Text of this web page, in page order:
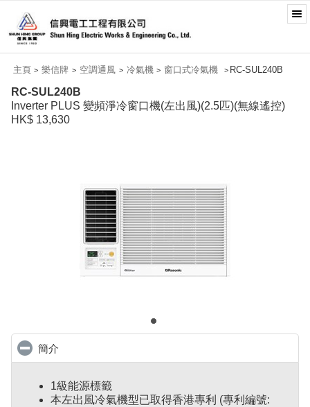
主頁 > 樂信牌 > 空調通風 > 冷氣機 > 窗口式冷氣機 > RC-SUL240B
RC-SUL240B
Inverter PLUS 變頻淨冷窗口機(左出風)(2.5匹)(無線遙控)
HK$ 13,630
簡介
1級能源標籤
本左出風冷氣機型已取得香港專利 (專利編號: